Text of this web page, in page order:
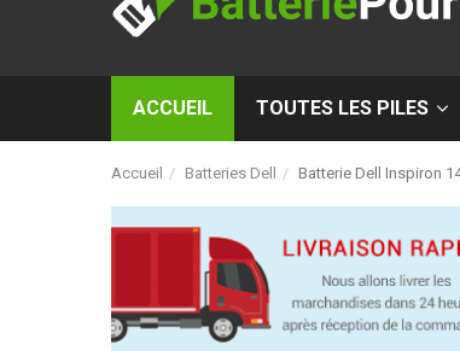
ACCUEIL TOUTES LES PILES
Accueil Batteries Dell Batterie Dell Inspiron